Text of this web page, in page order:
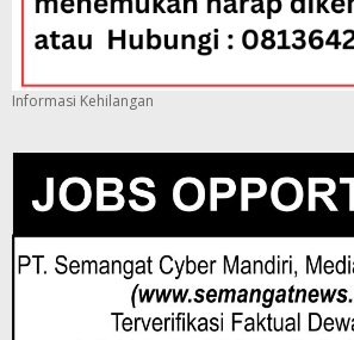
Informasi Kehilangan